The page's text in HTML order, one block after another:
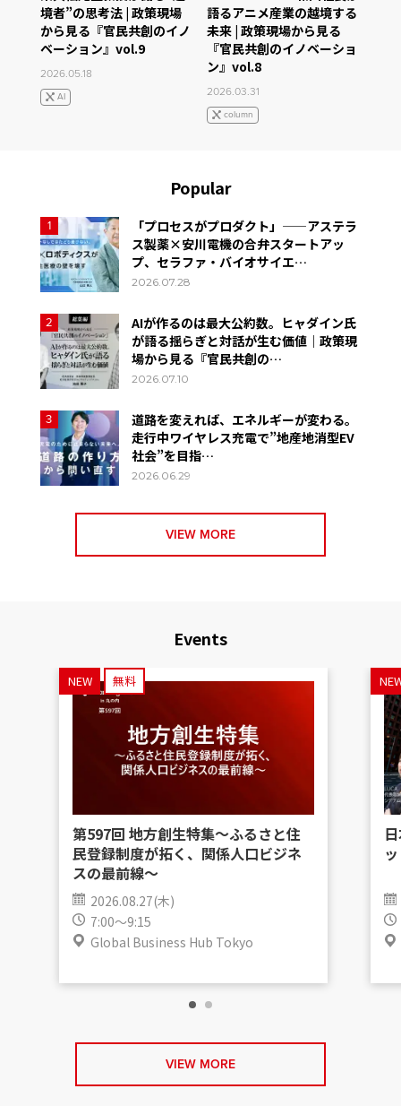
境者”の思考法 | 政策現場
から見る『官民共創のイノ
ベーション』vol.9
2026.05.18
AI
語るアニメ産業の越境する
未来 | 政策現場から見る
『官民共創のイノベーショ
ン』vol.8
2026.03.31
column
Popular
1
「プロセスがプロダクト」——アステラ
ス製薬×安川電機の合弁スタートアッ
プ、セラファ・バイオサイエ…
2026.07.28
2
AIが作るのは最大公約数。ヒャダイン氏
が語る揺らぎと対話が生む価値｜政策現
場から見る『官民共創の…
2026.07.10
3
道路を変えれば、エネルギーが変わる。
走行中ワイヤレス充電で”地産地消型EV
社会”を目指…
2026.06.29
VIEW MORE
Events
NEW 無料
第597回 地方創生特集〜ふるさと住
民登録制度が拓く、関係人口ビジネ
スの最前線〜
2026.08.27(木)
7:00～9:15
Global Business Hub Tokyo
VIEW MORE